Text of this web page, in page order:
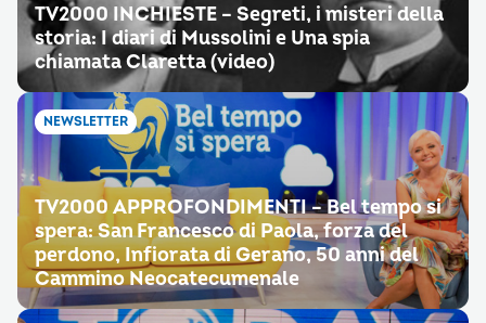
TV2000 INCHIESTE – Segreti, i misteri della
storia: I diari di Mussolini e Una spia
chiamata Claretta (video)
NEWSLETTER
TV2000 APPROFONDIMENTI – Bel tempo si
spera: San Francesco di Paola, forza del
perdono, Infiorata di Gerano, 50 anni del
Cammino Neocatecumenale